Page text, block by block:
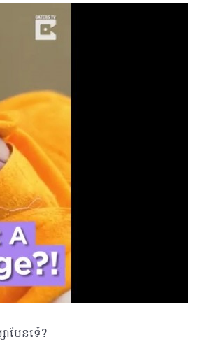
មែនទេ៎?